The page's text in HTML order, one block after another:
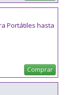
Portátiles hasta
Comprar